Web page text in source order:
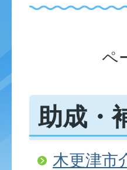
ペ
助成・
木更津市